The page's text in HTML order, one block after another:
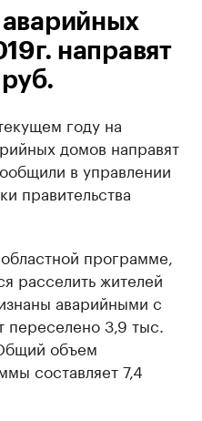
направят
году на
домов направят
в управлении
правительства
программе,
расселить жителей
аварийными с
переселено 3,9 тыс.
объем
составляет 7,4